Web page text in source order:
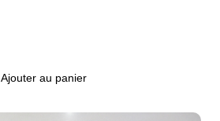
Ajouter au panier